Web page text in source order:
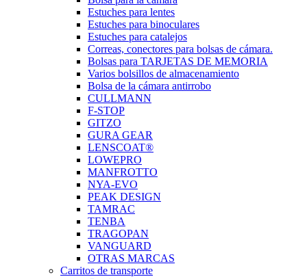
Estuches para lentes
Estuches para binoculares
Estuches para catalejos
Correas, conectores para bolsas de cámara.
Bolsas para TARJETAS DE MEMORIA
Varios bolsillos de almacenamiento
Bolsa de la cámara antirrobo
CULLMANN
F-STOP
GITZO
GURA GEAR
LENSCOAT®
LOWEPRO
MANFROTTO
NYA-EVO
PEAK DESIGN
TAMRAC
TENBA
TRAGOPAN
VANGUARD
OTRAS MARCAS
Carritos de transporte